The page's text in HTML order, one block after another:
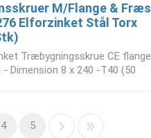
M/Flange & Fræs
Elforzinket Stål Torx
Træbygningsskrue CE flange
- Dimension 8 x 240 -T40 (50
4 5